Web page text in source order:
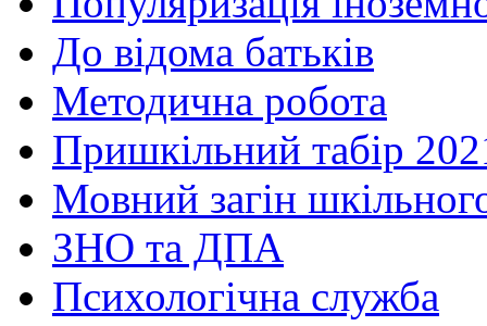
До відома батьків
Методична робота
Пришкільний табір
Мовний загін
ЗНО та ДПА
Психологічна служба